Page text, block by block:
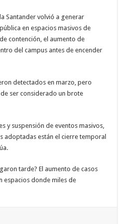
Santander volvió a generar
en espacios masivos de
contención, el aumento de
del campus antes de encender
detectados en marzo, pero
ser considerado un brote
y suspensión de eventos masivos,
adoptadas están el cierre temporal
tarde? El aumento de casos
espacios donde miles de